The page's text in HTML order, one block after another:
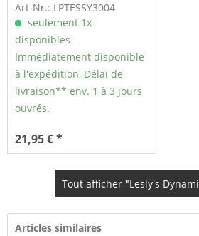
Art-Nr.: LPTESSY3004
seulement 1x
disponibles
Immédiatement disponible
à l'expédition, Délai de
livraison** env. 1 à 3 jours
ouvrés.
21,95 € *
Tout afficher "Lesly's
Articles similaires